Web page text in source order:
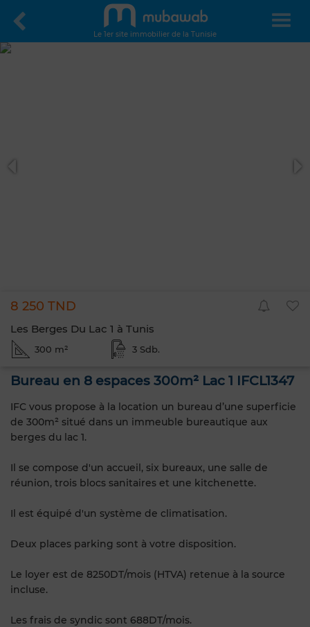
Le 1er site immobilier de la Tunisie
8 250 TND
Les Berges Du Lac 1 à Tunis
300 m² 3 Sdb.
Bureau en 8 espaces 300m² Lac 1 IFCL1347
IFC vous propose à la location un bureau d’une superficie
de 300m² situé dans un immeuble bureautique aux
berges du lac 1.
Il se compose d'un accueil, six bureaux, une salle de
réunion, trois blocs sanitaires et une kitchenette.
Il est équipé d'un système de climatisation.
Deux places parking sont à votre disposition.
Le loyer est de 8250DT/mois (HTVA) retenue à la source
incluse.
Les frais de syndic sont 688DT/mois.